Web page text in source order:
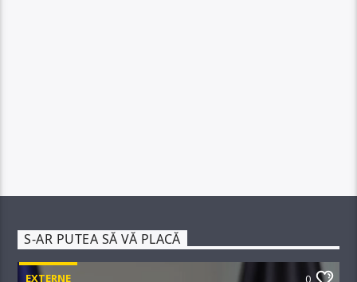
S-AR PUTEA SĂ VĂ PLACĂ
EXTERNE 0